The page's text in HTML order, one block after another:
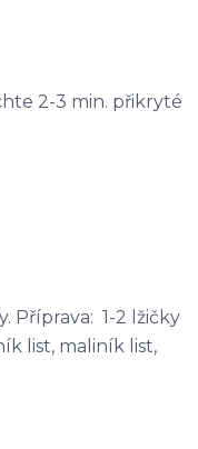
2-3 min. přikryté
Příprava: 1-2 lžičky
list, maliník list,